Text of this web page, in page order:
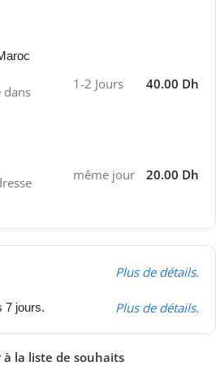
dans
1-2 Jours 40.00 Dh
même jour 20.00 Dh
Plus de détails.
7 jours. Plus de détails.
la liste de souhaits